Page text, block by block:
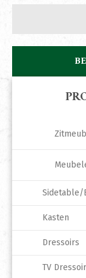
Sidetable/
Kasten
Dressoirs
TV